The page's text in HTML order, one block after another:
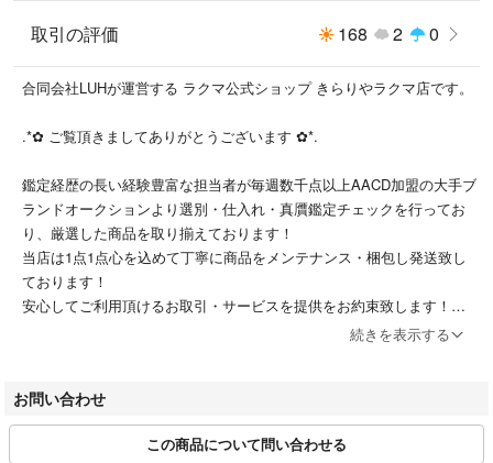
鑑定されたお品となります。
※ カラーはモニターや照明等の環境により実物と
異なって見える場合がございます。
※ 他モールにも出品しているためキャンセルとなる
※ 商品に不備があった場合「取引メッセージ」より
ご連絡をお願い致します。
※ 値引き交渉はご遠慮下さい。
AC3452305511
取引の評価 168 2 0
合同会社LUHが運営する ラクマ公式ショップ きらりやラクマ店です。
.*✿ ご覧頂きましてありがとうございます ✿*.
鑑定経歴の長い経験豊富な担当者が毎週数千点以上AACD加盟の大手ブ
ランドオークションより選別・仕入れ・真贋鑑定チェックを行ってお
り、厳選した商品を取り揃えております！
当店は1点1点心を込めて丁寧に商品をメンテナンス・梱包し発送致し
ております！
安心してご利用頂けるお取引・サービスを提供をお約束致します！
合わせフォームよりお問い合わせ下さい。
受付時間：10:00~18:00 ( 日曜定休 )
※ 商品に関するお問合せの際は該当商品の「管理番号」をお伝え下さい
続きを表示する
お問い合わせ
この商品について問い合わせる